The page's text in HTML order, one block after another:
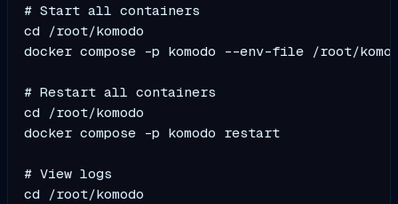
# Start all containers
cd /root/komodo
docker compose -p komodo --env-file /root/
# Restart all containers
cd /root/komodo
docker compose -p komodo restart
# View logs
cd /root/komodo